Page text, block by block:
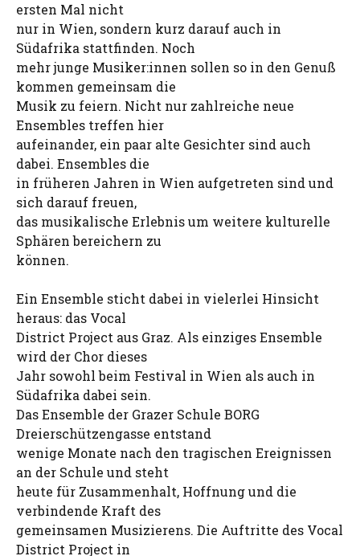
ersten Mal nicht
nur in Wien, sondern kurz darauf auch in
Südafrika stattfinden. Noch
mehr junge Musiker:innen sollen so in den Genuß
kommen gemeinsam die
Musik zu feiern. Nicht nur zahlreiche neue
Ensembles treffen hier
aufeinander, ein paar alte Gesichter sind auch
dabei. Ensembles die
in früheren Jahren in Wien aufgetreten sind und
sich darauf freuen,
das musikalische Erlebnis um weitere kulturelle
Sphären bereichern zu
können.
Ein Ensemble sticht dabei in vielerlei Hinsicht
heraus: das Vocal
District Project aus Graz. Als einziges Ensemble
wird der Chor dieses
Jahr sowohl beim Festival in Wien als auch in
Südafrika dabei sein.
Das Ensemble der Grazer Schule BORG
Dreierschützengasse entstand
wenige Monate nach den tragischen Ereignissen
an der Schule und steht
heute für Zusammenhalt, Hoffnung und die
verbindende Kraft des
gemeinsamen Musizierens. Die Auftritte des Vocal
District Project in